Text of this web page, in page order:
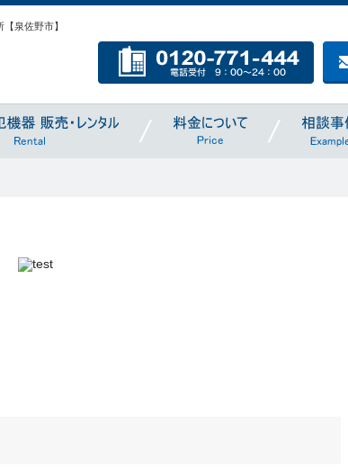
泉佐野市】
お電
調査・防犯機器販売・レンタル
Rental
料金について